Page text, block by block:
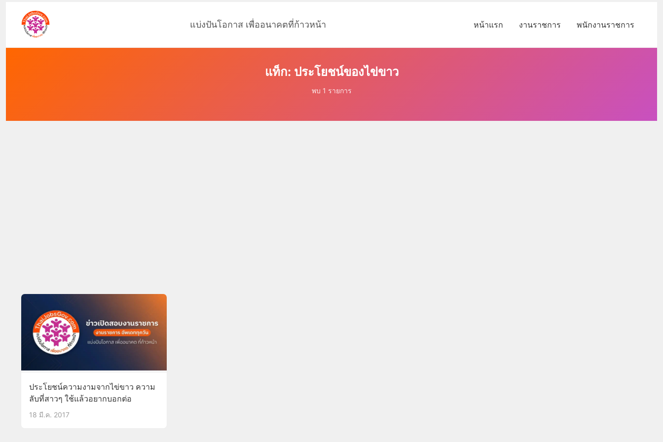
แบ่งปันโอกาส เพื่ออนาคตที่ก้าวหน้า หน้าแรก งานราชการ พนักงานราชการ
แท็ก: ประโยชน์ของไข่ขาว
พบ 1 รายการ
ประโยชน์ความงามจากไข่ขาว ความ
ลับที่สาวๆ ใช้แล้วอยากบอกต่อ
18 มี.ค. 2017